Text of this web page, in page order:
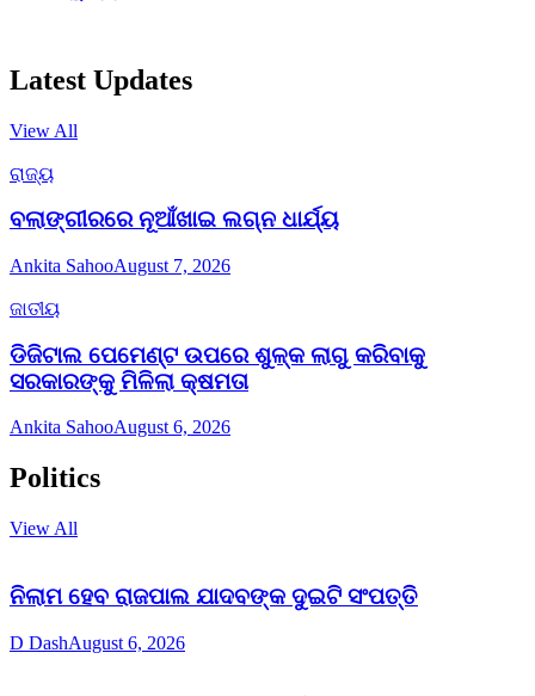
Latest Updates
View All
ରାଜ୍ୟ
ବଲାଙ୍ଗୀରରେ ନୂଆଁଖାଇ ଲଗ୍ନ ଧାର୍ଯ୍ୟ
Ankita SahooAugust 7, 2026
ଜାତୀୟ
ଡିଜିଟାଲ ପେମେଣ୍ଟ ଉପରେ ଶୁଳ୍କ ଲାଗୁ କରିବାକୁ
ସରକାରଙ୍କୁ ମିଳିଲା କ୍ଷମତା
Ankita SahooAugust 6, 2026
Politics
View All
ନିଲାମ ହେବ ରାଜପାଲ ଯାଦବଙ୍କ ଦୁଇଟି ସଂପତ୍ତି
D DashAugust 6, 2026